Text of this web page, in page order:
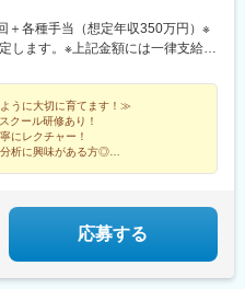
す。※フルリモート・在宅勤務は
す。
各種手当（想定年収350万円）※
します。※上記金額には一律支給の
、その他の待遇に変更なし）☆経
を考慮します。☆明確な評価制度
価します。【年収例】年収450万
（経験3年入社）年収900万円（経
うに大切に育てます！≫
クール研修あり！
にレクチャー！
析に興味がある方◎
応募する